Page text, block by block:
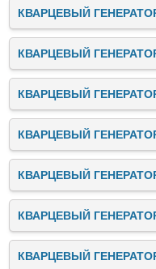
КВАРЦЕВЫЙ
КВАРЦЕВЫЙ
КВАРЦЕВЫЙ
КВАРЦЕВЫЙ
КВАРЦЕВЫЙ
КВАРЦЕВЫЙ
КВАРЦЕВЫЙ